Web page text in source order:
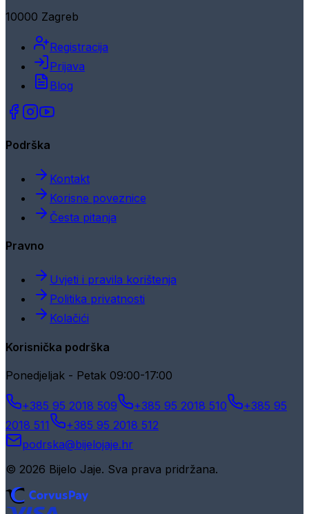
10000 Zagreb
Registracija
Prijava
Blog
Podrška
Kontakt
Korisne poveznice
Česta pitanja
Pravno
Uvjeti i pravila korištenja
Politika privatnosti
Kolačići
Korisnička podrška
Ponedjeljak - Petak 09:00-17:00
+385 95 2018 509 +385 95 2018 510
+385 95
2018 511
+385 95 2018 512
podrska@bijelojaje.hr
© 2026 Bijelo Jaje. Sva prava pridržana.